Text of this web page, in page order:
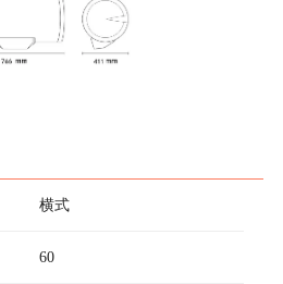
横式
60